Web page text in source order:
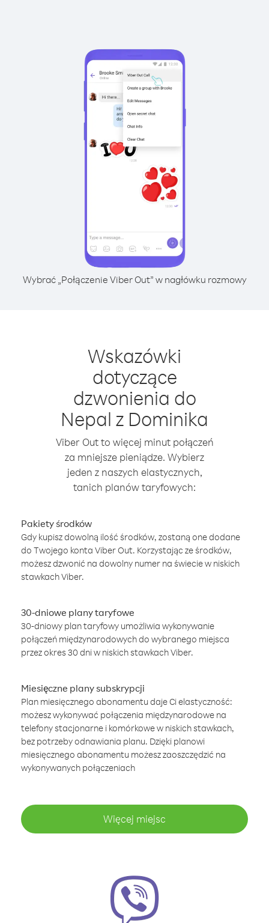
Wybrać „Połączenie Viber Out” w nagłówku rozmowy
Wskazówki
dotyczące
dzwonienia do
Nepal z Dominika
Viber Out to więcej minut połączeń
za mniejsze pieniądze. Wybierz
jeden z naszych elastycznych,
tanich planów taryfowych:
Pakiety środków
Gdy kupisz dowolną ilość środków, zostaną one dodane
do Twojego konta Viber Out. Korzystając ze środków,
możesz dzwonić na dowolny numer na świecie w niskich
stawkach Viber.
30-dniowe plany taryfowe
30-dniowy plan taryfowy umożliwia wykonywanie
połączeń międzynarodowych do wybranego miejsca
przez okres 30 dni w niskich stawkach Viber.
Miesięczne plany subskrypcji
Plan miesięcznego abonamentu daje Ci elastyczność:
możesz wykonywać połączenia międzynarodowe na
telefony stacjonarne i komórkowe w niskich stawkach,
bez potrzeby odnawiania planu. Dzięki planowi
miesięcznego abonamentu możesz zaoszczędzić na
wykonywanych połączeniach
Więcej miejsc